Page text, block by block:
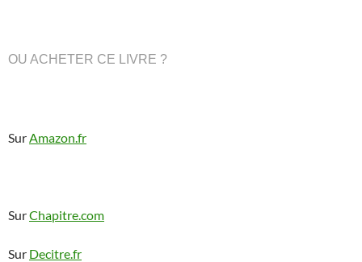
OU ACHETER CE LIVRE ?
SurAmazon.fr
SurChapitre.com
Sur Decitre.fr